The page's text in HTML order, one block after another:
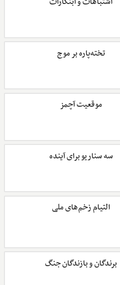
تخته‌پاره بر موج
موقعیت آچمز
سه سناریو برای آینده
التیام زخم‌های ملی
برندگان و بازندگان جنگ